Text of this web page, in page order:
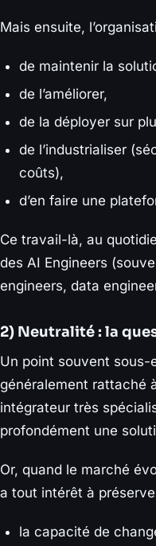
Mais ensuite,
de maintenir la
de l’améliorer,
de la déployer sur
de l’industrialiser
coûts),
d’en faire une
Ce travail-là, au
des AI Engineers
engineers, data
2) Neutralité : la
Un point souvent sous-
généralement rattaché
intégrateur très
profondément une
Or, quand le marché
a tout intérêt à
la capacité de